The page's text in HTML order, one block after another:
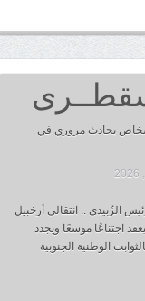
3 أشخاص بحادث مروري في
الزُبيدي .. انتقالي أرخبيل
اجتناعُا موسعًا ويجدد
الوطنية الجنوبية